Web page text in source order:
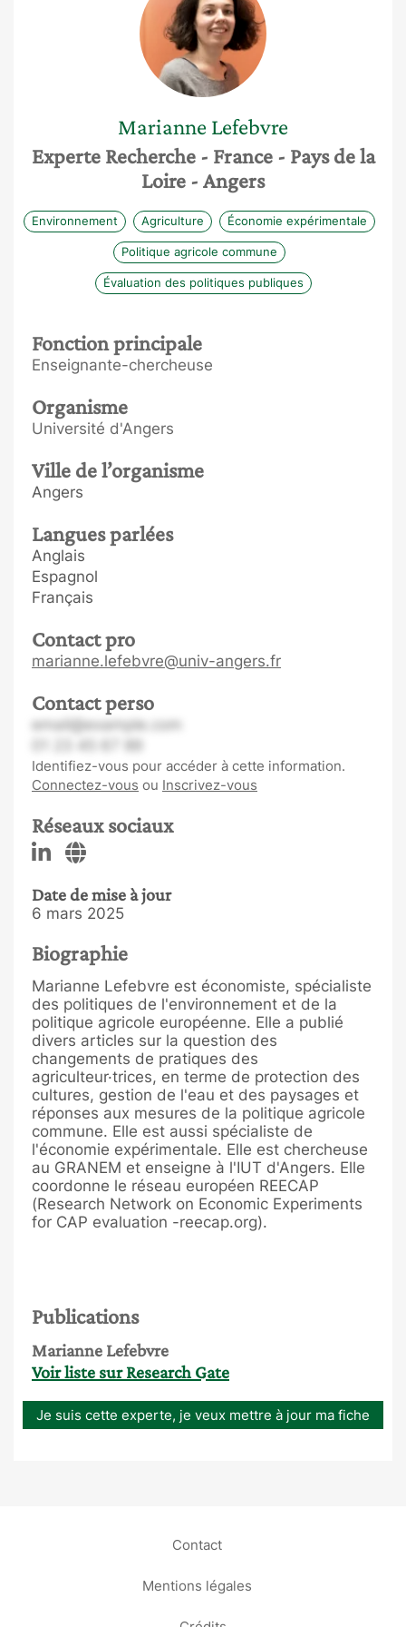
Marianne Lefebvre
Experte Recherche - France - Pays de la
Loire - Angers
Environnement Agriculture Économie expérimentale
Politique agricole commune
Évaluation des politiques publiques
Fonction principale
Enseignante-chercheuse
Organisme
Université d'Angers
Ville de l’organisme
Angers
Langues parlées
Anglais
Espagnol
Français
Contact pro
marianne.lefebvre@univ-angers.fr
Contact perso
email@example.com
Identifiez-vous pour accéder à cette information.
Connectez-vous ou Inscrivez-vous
Réseaux sociaux
Date de mise à jour
6 mars 2025
Biographie
Marianne Lefebvre est économiste, spécialiste
des politiques de l'environnement et de la
politique agricole européenne. Elle a publié
divers articles sur la question des
changements de pratiques des
agriculteur·trices, en terme de protection des
cultures, gestion de l'eau et des paysages et
réponses aux mesures de la politique agricole
commune. Elle est aussi spécialiste de
l'économie expérimentale. Elle est chercheuse
au GRANEM et enseigne à l'IUT d'Angers. Elle
coordonne le réseau européen REECAP
(Research Network on Economic Experiments
for CAP evaluation -reecap.org).
Publications
Marianne Lefebvre
Voir liste sur Research Gate
Je suis cette experte, je veux mettre à jour ma fiche
Contact
Mentions légales